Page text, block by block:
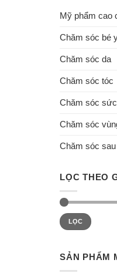
Mỹ phẩm cao
Chăm sóc bé
Chăm sóc da
Chăm sóc tóc
Chăm sóc
Chăm sóc
Chăm sóc
LỌC THEO
Giá
thấp
nhất
Giá
cao
nhất
LỌC
SẢN PHẨM